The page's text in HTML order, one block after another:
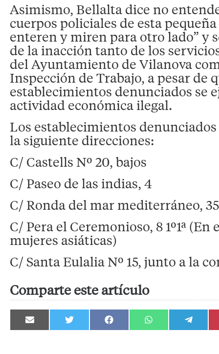
Asimismo, Bellalta dice no
cuerpos policiales de esta
enteren y miren para otro lado” y
de la inacción tanto de los
del Ayuntamiento de Vilanova
Inspección de Trabajo, a pesar de
establecimientos denunciados se
actividad económica ilegal.
Los establecimientos
la siguiente direcciones:
C/ Castells Nº 20, bajos
C/ Paseo de las indias, 4
C/ Ronda del mar mediterráneo,
C/ Pera el Ceremonioso, 8 1º1ª
mujeres asiáticas)
C/ Santa Eulalia Nº 15, junto a la
Comparte este artículo
Compartir
en
Compartir
en
Compartir
en
Compartir
en
Compartir
en